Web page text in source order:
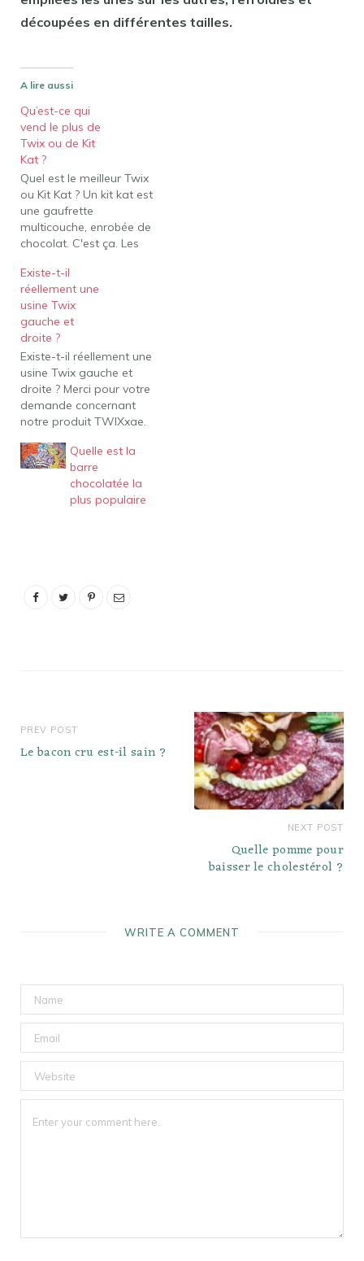
découpées en différentes tailles.
A lire aussi
Qu’est-ce qui
vend le plus de
Twix ou de Kit
Kat ?
Quel est le meilleur Twix
ou Kit Kat ? Un kit kat est
une gaufrette
multicouche, enrobée de
chocolat. C'est ça. Les
gaufrettes douces, fines
et aérées, par rapport au
biscuit dur dans un twix.
Cependant, le chocolat
sur les barres twix est de
meilleure qualité que…
Existe-t-il
réellement une
usine Twix
gauche et
droite ?
Existe-t-il réellement une
usine Twix gauche et
droite ? Merci pour votre
demande concernant
notre produit TWIXxae.
droit est notre nouvelle
campagne de marketing
et est conçu pour vous
inciter à choisir votre côté
Quelle est la
barre
chocolatée la
plus populaire
PREV POST
Le bacon cru est-il sain ?
NEXT POST
Quelle pomme pour
baisser le cholestérol ?
WRITE A COMMENT